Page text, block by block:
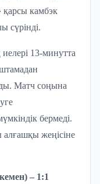
қарсы камбэк
сүрінді.
13-минутта
Матч соңына
бермеді.
жеңісіне
– 1:1